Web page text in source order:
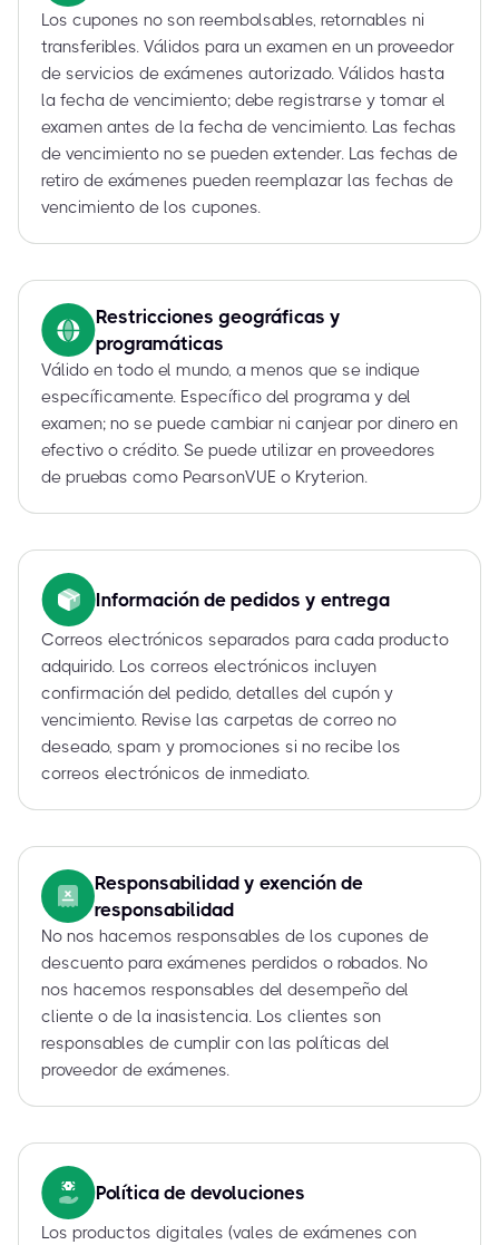
Los cupones no son reembolsables, retornables ni
transferibles. Válidos para un examen en un proveedor
de servicios de exámenes autorizado. Válidos hasta
la fecha de vencimiento; debe registrarse y tomar el
examen antes de la fecha de vencimiento. Las fechas
de vencimiento no se pueden extender. Las fechas de
retiro de exámenes pueden reemplazar las fechas de
vencimiento de los cupones.
Restricciones geográficas y
programáticas
Válido en todo el mundo, a menos que se indique
específicamente. Específico del programa y del
examen; no se puede cambiar ni canjear por dinero en
efectivo o crédito. Se puede utilizar en proveedores
de pruebas como PearsonVUE o Kryterion.
Información de pedidos y entrega
Correos electrónicos separados para cada producto
adquirido. Los correos electrónicos incluyen
confirmación del pedido, detalles del cupón y
vencimiento. Revise las carpetas de correo no
deseado, spam y promociones si no recibe los
correos electrónicos de inmediato.
Responsabilidad y exención de
responsabilidad
No nos hacemos responsables de los cupones de
descuento para exámenes perdidos o robados. No
nos hacemos responsables del desempeño del
cliente o de la inasistencia. Los clientes son
responsables de cumplir con las políticas del
proveedor de exámenes.
Política de devoluciones
Los productos digitales (vales de exámenes con